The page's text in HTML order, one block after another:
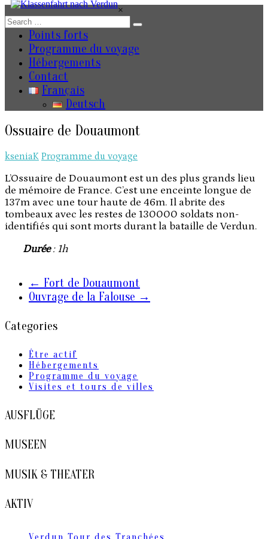
Skip
to
content
×
Points forts
Programme du voyage
Hébergements
Contact
Français
Deutsch
Ossuaire de Douaumont
kseniaK Programme du voyage
L’Ossuaire de Douaumont est un des plus grands lieu
de mémoire de France. C’est une enceinte longue de
137m avec une tour haute de 46m. Il abrite des
tombeaux avec les restes de 130000 soldats non-
identifiés qui sont morts durant la bataille de Verdun.
Durée: 1h
← Fort de Douaumont
Ouvrage de la Falouse →
Categories
Être actif
Hébergements
Programme du voyage
Visites et tours de villes
AUSFLÜGE
MUSEEN
MUSIK & THEATER
AKTIV